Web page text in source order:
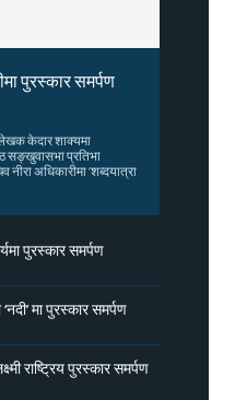
पुरस्कार समर्पण
केदार शाक्यमा
सङ्खुवासभा प्रतिभा
अधिकारीमा ‘शब्दयात्रा
पुरस्कार समर्पण
मा पुरस्कार समर्पण
राष्ट्रिय पुरस्कार समर्पण